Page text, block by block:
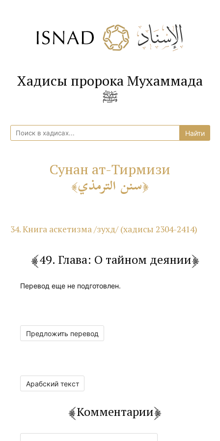
Хадисы пророка Мухаммада
ﷺ
Сунан ат-Тирмизи
سنن الترمذي
34. Книга аскетизма /зухд/ (хадисы 2304-2414)
49. Глава: О тайном деянии
Перевод еще не подготовлен.
Предложить перевод
Арабский текст
Комментарии